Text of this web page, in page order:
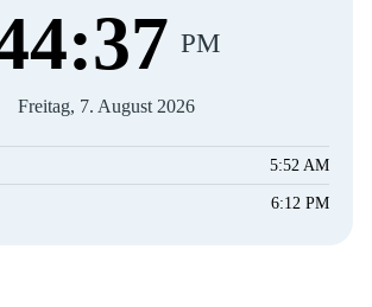
:38 PM
Freitag, 7. August 2026
5:52 AM
6:12 PM